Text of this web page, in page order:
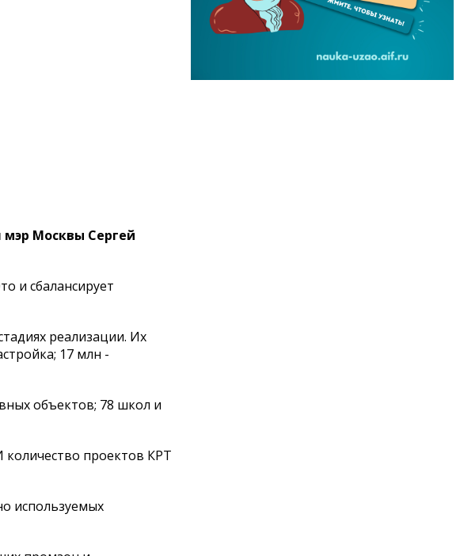
мэр Москвы Сергей
и сбалансирует
реализации. Их
17 млн -
объектов; 78 школ и
проектов КРТ
используемых